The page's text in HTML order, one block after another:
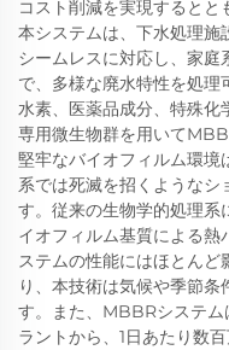
コスト削減を実現するとと
本システムは、下水処理施
シームレスに対応し、家庭
で、多様な廃水特性を処
水素、医薬品成分、特殊化
専用微生物群を用いて
堅牢なバイオフィルム環境
系では死滅を招くようなシ
す。従来の生物学的処理系
イオフィルム基質による
ステムの性能にはほとんど
り、本技術は気候や季節
す。また、MBBRシステ
ラントから、1日あたり数